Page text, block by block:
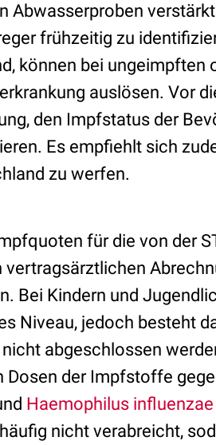
Abwasserproben
frühzeitig zu
können bei ungeimpften
auslösen. Vor
den Impfstatus der
Es empfiehlt sich
zu werfen.
für die von der
Bei Kindern und
Niveau, jedoch besteht
abgeschlossen
Dosen der Impfstoffe
Haemophilus influenzae
nicht verabreicht,